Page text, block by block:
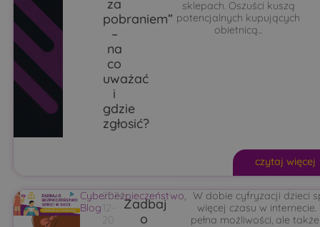
za
pobraniem”
–
na
co
uważać
i
gdzie
zgłosić?
sklepach. Oszuści kuszą
potencjalnych kupujących
obietnicą...
czytaj więcej
Cyberbezpieczeństwo,
Blog
2024-
12-
20
Zadbaj
o
W dobie cyfryzacji dzieci
więcej czasu w
pełna możliwości, ale